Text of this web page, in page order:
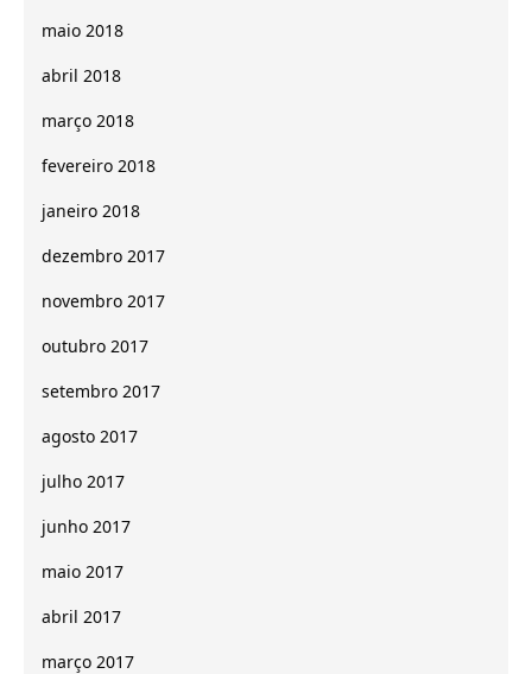
maio 2018
abril 2018
março 2018
fevereiro 2018
janeiro 2018
dezembro 2017
novembro 2017
outubro 2017
setembro 2017
agosto 2017
julho 2017
junho 2017
maio 2017
abril 2017
março 2017